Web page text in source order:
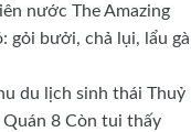
nước The Amazing
gỏi bưởi, chả lụi, lẩu gà
du lịch sinh thái Thuỷ
Quán 8 Còn tui thấy